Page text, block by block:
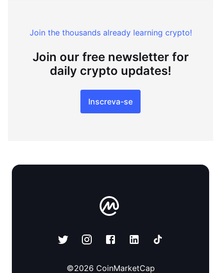
Join the thousands already learning crypto!
Join our free newsletter for
daily crypto updates!
Inscreva-se
©2026 CoinMarketCap